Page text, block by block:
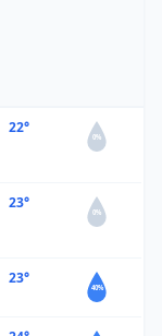
22°
0%
23°
0%
23°
40%